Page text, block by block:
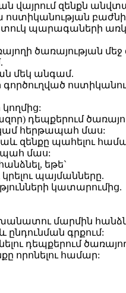
զենքն
ոստիկանության
պարագաների
ծառայության
մեկ անգամ.
դեպքերում
հերթապահ մաս:
զենքը պահելու
մաս:
եթե`
պայմանները.
կատարումից.
մարմին
գրքում:
դեպքերում
որոնելու համար: